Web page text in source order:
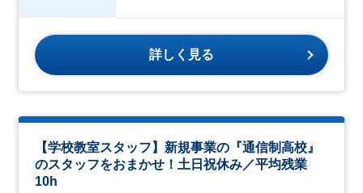
詳しく見る
【学校教室スタッフ】新規事業の『通信制高校』
のスタッフをおまかせ！土日祝休み／平均残業
10h